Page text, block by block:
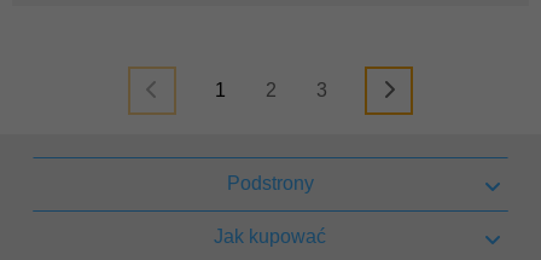
1 2 3
Podstrony
Jak kupować